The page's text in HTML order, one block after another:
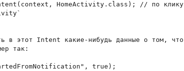
HomeActivity.class); // по клику
в этот Intent какие-нибудь данные о том, что
так:
true);